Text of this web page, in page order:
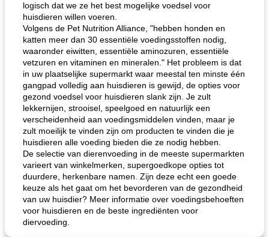
logisch dat we ze het best mogelijke voedsel voor
huisdieren willen voeren.
Volgens de Pet Nutrition Alliance, "hebben honden en
katten meer dan 30 essentiële voedingsstoffen nodig,
waaronder eiwitten, essentiële aminozuren, essentiële
vetzuren en vitaminen en mineralen." Het probleem is dat
in uw plaatselijke supermarkt waar meestal ten minste één
gangpad volledig aan huisdieren is gewijd, de opties voor
gezond voedsel voor huisdieren slank zijn. Je zult
lekkernijen, strooisel, speelgoed en natuurlijk een
verscheidenheid aan voedingsmiddelen vinden, maar je
zult moeilijk te vinden zijn om producten te vinden die je
huisdieren alle voeding bieden die ze nodig hebben.
De selectie van dierenvoeding in de meeste supermarkten
varieert van winkelmerken, supergoedkope opties tot
duurdere, herkenbare namen. Zijn deze echt een goede
keuze als het gaat om het bevorderen van de gezondheid
van uw huisdier? Meer informatie over voedingsbehoeften
voor huisdieren en de beste ingrediënten voor
diervoeding.